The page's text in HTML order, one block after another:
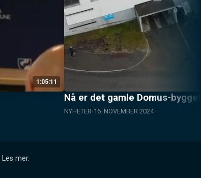
1:05:11
Nå er det gamle Domus-
NYHETER 16. NOVEMBER 2024
Les mer.